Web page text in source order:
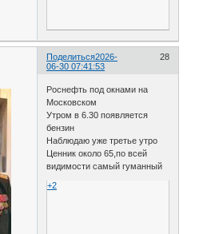
Поделиться 28
2026-
06-30 07:41:53
Роснефть под окнами на
Московском
Утром в 6.30 появляется
бензин
Наблюдаю уже третье утро
Ценник около 65,по всей
видимости самый гуманный
+2